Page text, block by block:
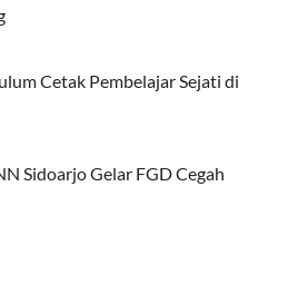
Cetak Pembelajar Sejati di
Sidoarjo Gelar FGD Cegah